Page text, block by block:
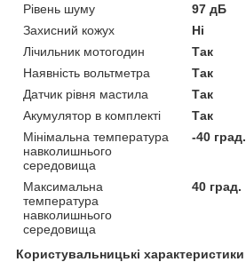
Рівень шуму
97 дБ
Захисний кожух
Ні
Лічильник мотогодин
Так
Наявність вольтметра
Так
Датчик рівня мастила
Так
Акумулятор в комплекті
Так
Мінімальна температура
навколишнього
середовища
-40 град.
Максимальна
температура
навколишнього
середовища
40 град.
Користувальницькі характеристики